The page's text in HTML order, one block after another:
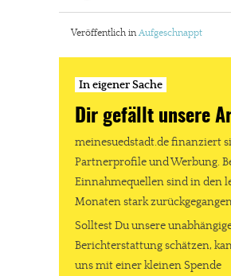
Veröffentlich inAufgeschnappt
In eigener Sache
Dir gefällt unsere
meinesuedstadt.de finanziert
Partnerprofile und Werbung.
Einnahmequellen sind in den
Monaten stark
Solltest Du unsere
Berichterstattung schätzen,
uns mit einer kleinen Spende